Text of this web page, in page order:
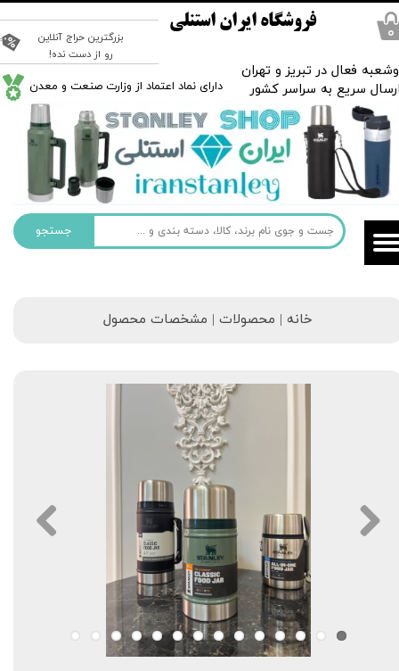
جستجو
بزرگترین حراج آنلاین
رو از دست نده!
۰
​دارای نماد اعتماد از وزارت صنعت و معدن
فروشگاه ایران استنلی
فعال در تبریز و تهران
سریع به سراسر کشور
خانه | محصولات | مشخصات محصول